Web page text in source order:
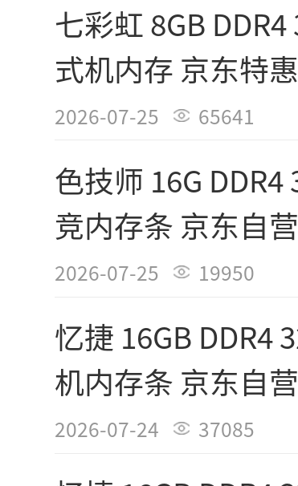
是低成本升级新平
佳解决方案，性价
原厂颗粒 On-die
[经销商] 京东自
[产品售价]
七彩虹 8GB DDR4
式机内存 京东特
元
2026-07-25 65641
色技师 16G DDR4
竞内存条 京东自
价519元
2026-07-25 19950
忆捷 16GB DDR4
机内存条 京东自
价569元
2026-07-24 37085